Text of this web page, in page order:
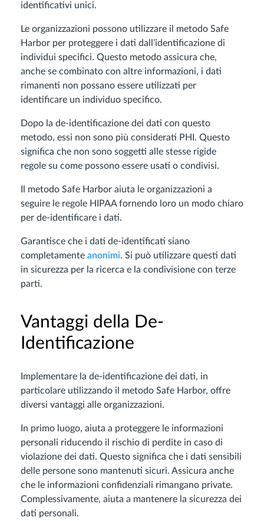
identificativi unici.
Le organizzazioni possono utilizzare il metodo Safe
Harbor per proteggere i dati dall’identificazione di
individui specifici. Questo metodo assicura che,
anche se combinato con altre informazioni, i dati
rimanenti non possano essere utilizzati per
identificare un individuo specifico.
Dopo la de-identificazione dei dati con questo
metodo, essi non sono più considerati PHI. Questo
significa che non sono soggetti alle stesse rigide
regole su come possono essere usati o condivisi.
Il metodo Safe Harbor aiuta le organizzazioni a
seguire le regole HIPAA fornendo loro un modo chiaro
per de-identificare i dati.
Garantisce che i dati de-identificati siano
completamente anonimi. Si può utilizzare questi dati
in sicurezza per la ricerca e la condivisione con terze
parti.
Vantaggi della De-
Identificazione
Implementare la de-identificazione dei dati, in
particolare utilizzando il metodo Safe Harbor, offre
diversi vantaggi alle organizzazioni.
In primo luogo, aiuta a proteggere le informazioni
personali riducendo il rischio di perdite in caso di
violazione dei dati. Questo significa che i dati sensibili
delle persone sono mantenuti sicuri. Assicura anche
che le informazioni confidenziali rimangano private.
Complessivamente, aiuta a mantenere la sicurezza dei
dati personali.